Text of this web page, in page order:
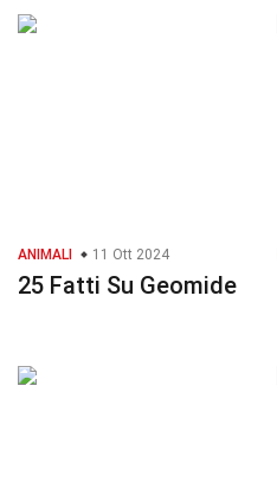
ANIMALI 11 Ott 2024
25 Fatti Su Geomide